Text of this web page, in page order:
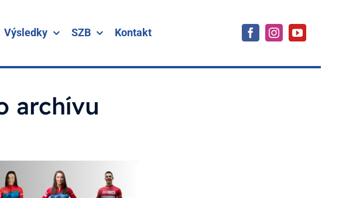
Výsledky SZB Kontakt
archívu